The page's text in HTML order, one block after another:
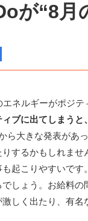
が“8月
ネルギーがポジテ
ブに出てしまう
ら大きな発表があ
するかもしれませ
起こりやすいで
しょう。お給料
しく出たり、有